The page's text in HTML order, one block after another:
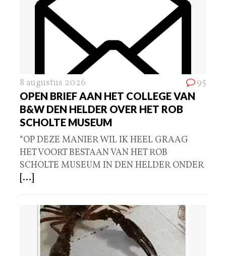
8 augustus 2026 95
OPEN BRIEF AAN HET COLLEGE VAN
B&W DEN HELDER OVER HET ROB
SCHOLTE MUSEUM
“OP DEZE MANIER WIL IK HEEL GRAAG
HET VOORT BESTAAN VAN HET ROB
SCHOLTE MUSEUM IN DEN HELDER ONDER
[...]